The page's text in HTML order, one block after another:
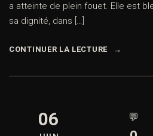
a atteinte de plein fouet. Elle est
sa dignité, dans […]
CONTINUER LA LECTURE
06 💬